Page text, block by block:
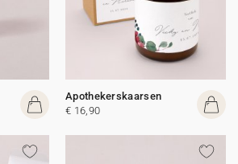
Apothekerskaarsen
€ 16,90